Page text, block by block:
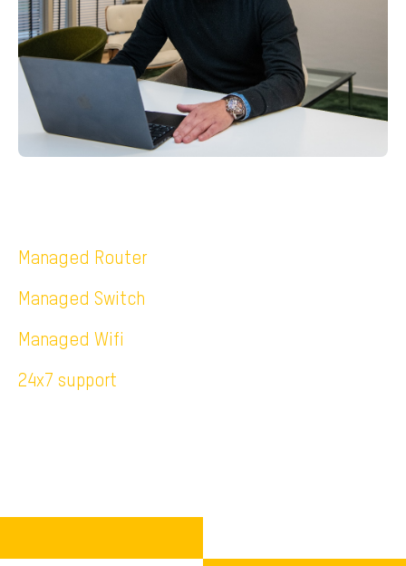
Managed Router
Managed Switch
Managed Wifi
24x7 support